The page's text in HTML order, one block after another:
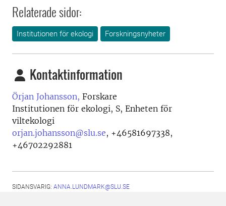
Relaterade sidor:
Institutionen för ekologi Forskningsnyheter
Kontaktinformation
Örjan Johansson, Forskare
Institutionen för ekologi, S, Enheten för
viltekologi
orjan.johansson@slu.se, +46581697338,
+46702292881
SIDANSVARIG: ANNA.LUNDMARK@SLU.SE